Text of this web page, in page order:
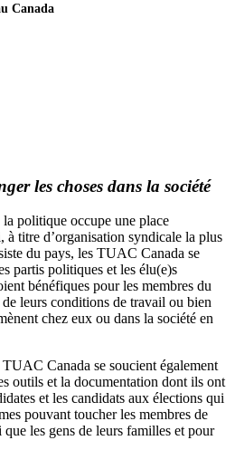
Canada
les choses dans la société
politique occupe une place
titre d’organisation syndicale la plus
du pays, les TUAC Canada se
partis politiques et les élu(e)s
bénéfiques pour les membres du
de leurs conditions de travail ou bien
chez eux ou dans la société en
Canada se soucient également
outils et la documentation dont ils ont
et les candidats aux élections qui
pouvant toucher les membres de
les gens de leurs familles et pour